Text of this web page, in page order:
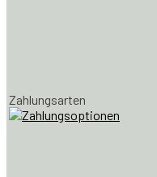
Zahlungsarten